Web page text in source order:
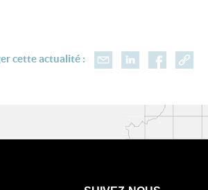
cette actualité :